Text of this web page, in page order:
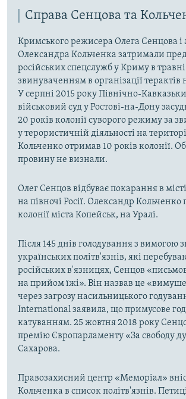
Справа Сенцова та
Кримського режисера Олега Сенцова і
Олександра Кольченка затримали
російських спецслужб у Криму в травні
звинуваченням в організації терактів
У серпні 2015 року Північно-
військовий суд у Ростові-на-Дону
20 років колонії суворого режиму за
у терористичній діяльності на
Кольченко отримав 10 років колонії.
провину не визнали.
Олег Сенцов відбуває покарання в
на півночі Росії. Олександр Кольченко
колонії міста Копейськ, на Уралі.
Після 145 днів голодування з вимогою
українських політв'язнів, які
російських в'язницях, Сенцов
на прийом їжі». Він назвав це
через загрозу насильницького
International заявила, що примусове
катуванням. 25 жовтня 2018 року
премію Європарламенту «За свободу
Сахарова.
Правозахисний центр «Меморіал»
Кольченка в список політв'язнів.